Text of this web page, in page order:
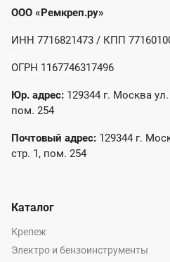
ООО «Ремкреп.ру»
ИНН 7716821473 / КПП
ОГРН 1167746317496
Юр. адрес: 129344 г. Москва
пом. 254
Почтовый адрес: 129344 г.
стр. 1, пом. 254
Каталог
Крепеж
Электро и бензоинструменты